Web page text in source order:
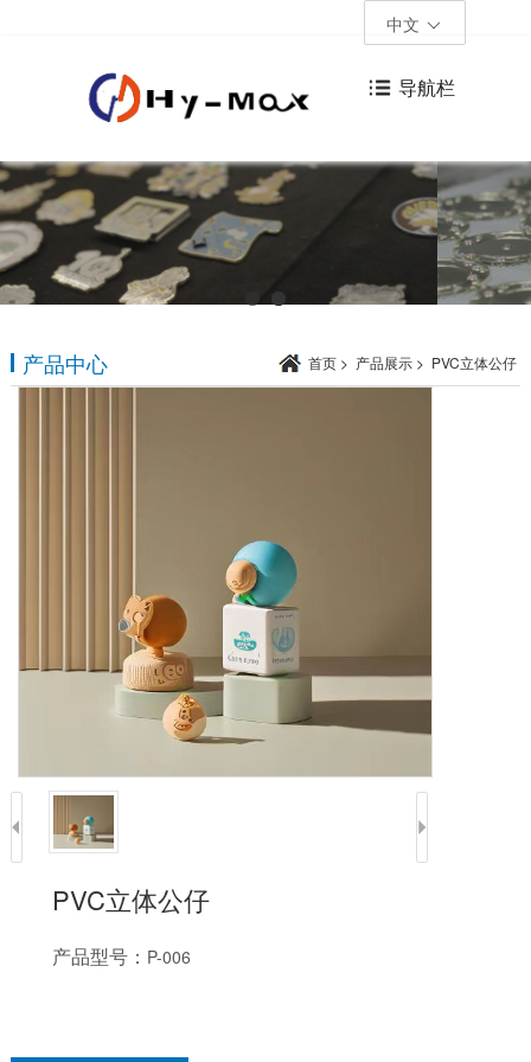
中文
导航栏
产品中心 首页 > 产品展示 > PVC立体公仔
PVC立体公仔
产品型号： P-006